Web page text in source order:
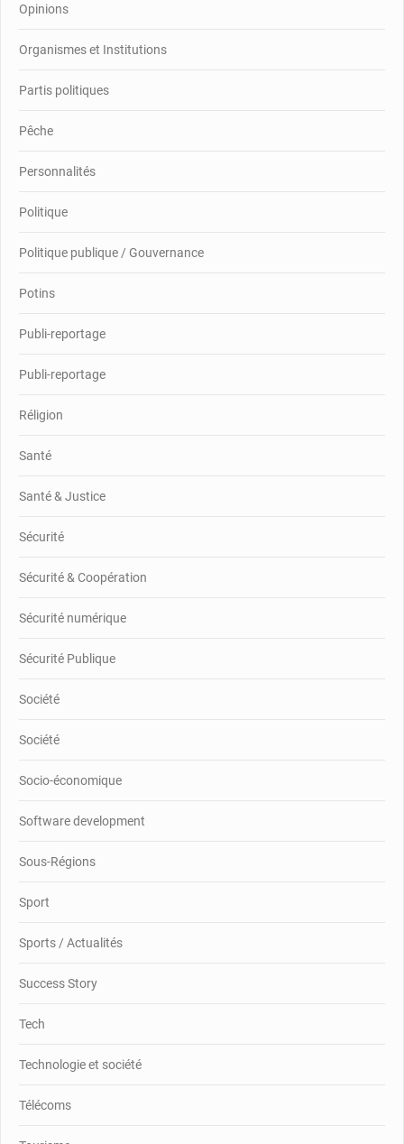
Opinions
Organismes et Institutions
Partis politiques
Pêche
Personnalités
Politique
Politique publique / Gouvernance
Potins
Publi-reportage
Publi-reportage
Réligion
Santé
Santé & Justice
Sécurité
Sécurité & Coopération
Sécurité numérique
Sécurité Publique
Société
Société
Socio-économique
Software development
Sous-Régions
Sport
Sports / Actualités
Success Story
Tech
Technologie et société
Télécoms